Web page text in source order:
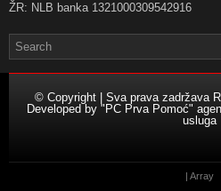
ŽR: NLB banka 1321000309542916
© Copyright | Sva prava zadržava
Developed by "PC Prva Pomoć"
usluga
| Array